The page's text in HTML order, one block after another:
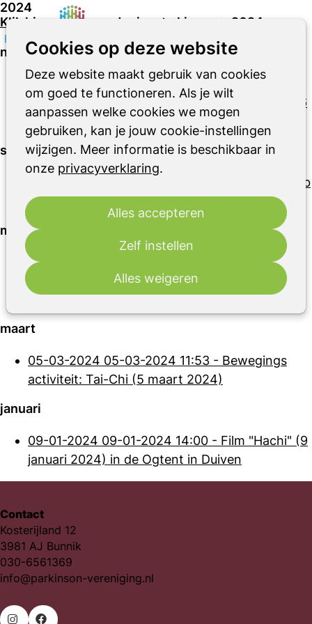
Cookies op deze website
Deze website maakt gebruik van cookies
om goed te functioneren. Als je wilt
aanpassen welke cookies we mogen
gebruiken, kan je jouw cookie-instellingen
wijzigen. Meer informatie is beschikbaar in
onze privacyverklaring.
Alles accepteren
Zelf instellen
Alles weigeren
2024
Klik hier om een ander jaar te kiezen
> 2024
november
26-11-202426-11-2024 16:00 -High Tea en
nieuwe ontwikkelingen rond Parkinsonzorg (26
november 2024)
september
Parkinson heb
je samen! (24 september 2024)
mei
14-05-2024
Parkinson
onder de gordel: maagdarmklachten en
Parkinson (14 mei 2024)
maart
05-03-2024 05-03-2024 11:53 - Bewegings
activiteit: Tai-Chi (5 maart 2024)
januari
09-01-2024 09-01-2024 14:00 - Film "Hachi" (9
januari 2024) in de Ogtent in Duiven
Contact
Kosterijland 12
3981 AJ Bunnik
030-6561369
info@parkinson-vereniging.nl